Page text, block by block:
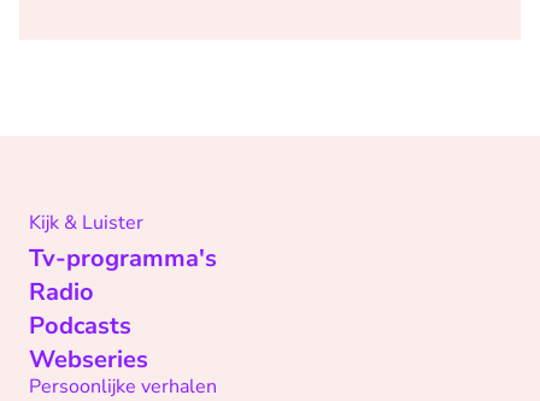
Kijk & Luister
Tv-programma's
Radio
Podcasts
Webseries
Persoonlijke verhalen